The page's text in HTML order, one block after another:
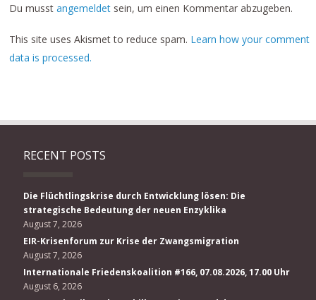
Du musstangemeldet sein, um einen Kommentar abzugeben.
This site uses Akismet to reduce spam. Learn how your comment
data is processed.
RECENT POSTS
Die Flüchtlingskrise durch Entwicklung lösen: Die
strategische Bedeutung der neuen Enzyklika
August 7, 2026
EIR-Krisenforum zur Krise der Zwangsmigration
August 7, 2026
Internationale Friedenskoalition #166, 07.08.2026, 17.00 Uhr
August 6, 2026